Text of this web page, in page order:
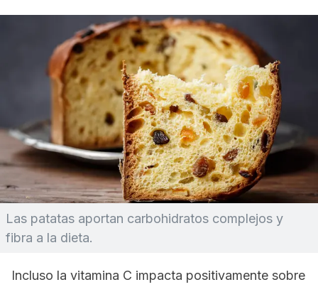
Las patatas aportan carbohidratos complejos y
fibra a la dieta.
Incluso la vitamina C impacta positivamente sobre